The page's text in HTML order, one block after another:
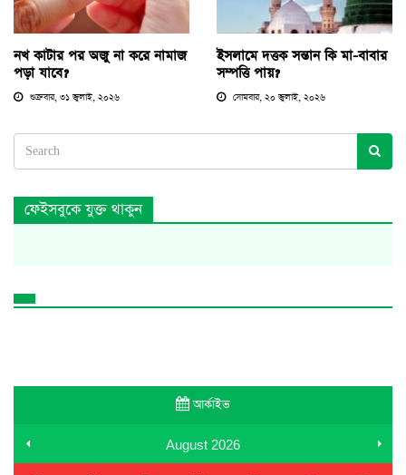
নখ কাটার পর অজু না করে নামাজ
পড়া যাবে?
শুক্রবার, ৩১ জুলাই, ২০২৬
ইসলামে দত্তক সন্তান কি মা-বাবার
সম্পত্তি পায়?
সোমবার, ২০ জুলাই, ২০২৬
ফেইসবুকে যুক্ত থাকুন
আর্কাইভ
August 2026